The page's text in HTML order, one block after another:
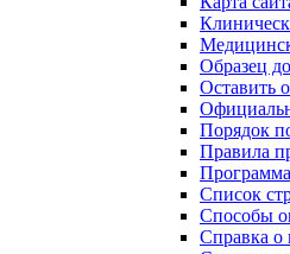
Образец
Оставить
Порядок
Правила
Список
Способы
Справка о